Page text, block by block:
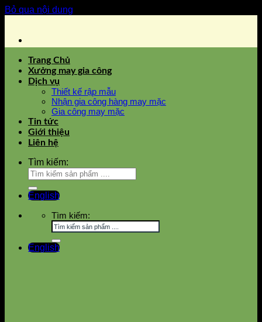
Bỏ qua nội dung
Trang Chủ
Xưởng may gia công
Dịch vụ
Thiết kế rập mẫu
Nhận gia công hàng may mặc
Gia công may mặc
Tin tức
Giới thiệu
Liên hệ
Tìm kiếm:
English
Tìm kiếm:
English